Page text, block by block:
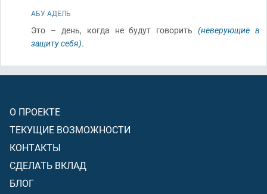
АБУ АДЕЛЬ
Это – день, когда не будут говорить(неверующие в
защиту себя).
О ПРОЕКТЕ
ТЕКУЩИЕ ВОЗМОЖНОСТИ
КОНТАКТЫ
СДЕЛАТЬ ВКЛАД
БЛОГ